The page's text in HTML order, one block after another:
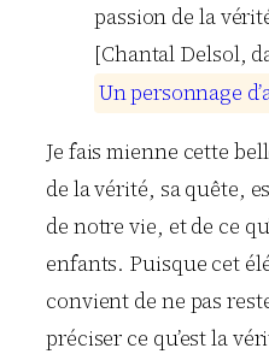
passion de la
[Chantal Delsol,
Unpersonnage d’
Je fais mienne cette
de la vérité, sa quête,
de notre vie, et de ce
enfants. Puisque cet
convient de ne pas
préciser ce qu’est la